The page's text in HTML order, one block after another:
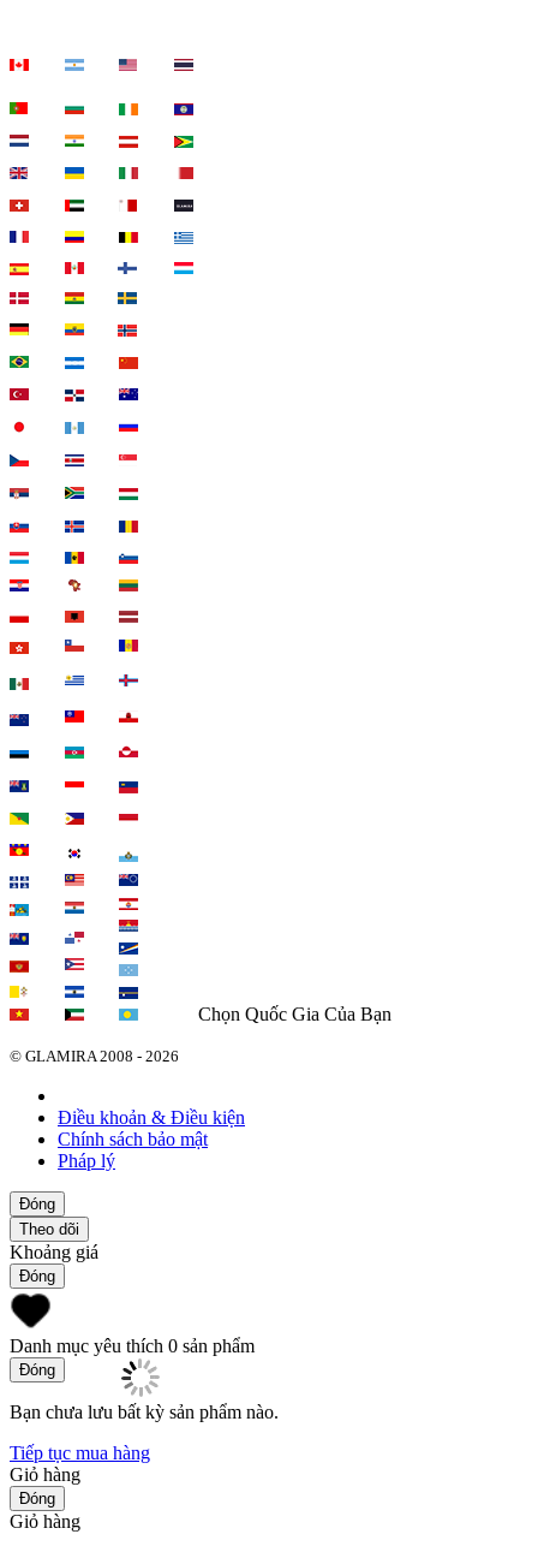
Chọn Quốc Gia Của Bạn
© GLAMIRA 2008 - 2026
Điều khoản & Điều kiện
Chính sách bảo mật
Pháp lý
Đóng
Theo dõi
Khoảng giá
Đóng
Danh mục yêu thích 0 sản phẩm
Đóng
Bạn chưa lưu bất kỳ sản phẩm nào.
Tiếp tục mua hàng
Giỏ hàng
Đóng
Giỏ hàng